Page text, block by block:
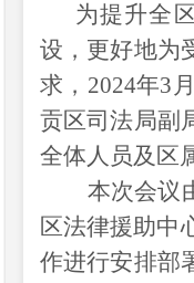
为提升全
设，更好地为
求，2024年3
贡区司法局副
全体人员及区
本次会议
区法律援助中
作进行安排部